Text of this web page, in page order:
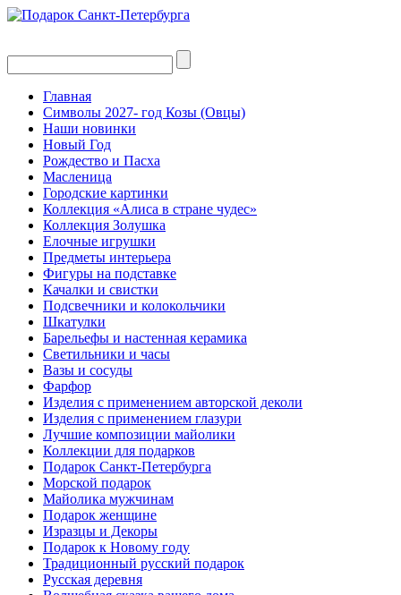
Главная
Символы 2027- год Козы (Овцы)
Наши новинки
Новый Год
Рождество и Пасха
Масленица
Городские картинки
Коллекция «Алиса в стране чудес»
Коллекция Золушка
Елочные игрушки
Предметы интерьера
Фигуры на подставке
Качалки и свистки
Подсвечники и колокольчики
Шкатулки
Барельефы и настенная керамика
Светильники и часы
Вазы и сосуды
Фарфор
Изделия с применением авторской деколи
Изделия с применением глазури
Лучшие композиции майолики
Коллекции для подарков
Подарок Санкт-Петербурга
Морской подарок
Майолика мужчинам
Подарок женщине
Изразцы и Декоры
Подарок к Новому году
Традиционный русский подарок
Русская деревня